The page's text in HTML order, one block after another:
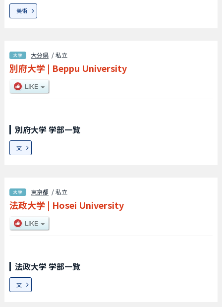
美術
大分県 / 私立
別府大学 | Beppu University
別府大学 学部一覧
文
東京都 / 私立
法政大学 | Hosei University
法政大学 学部一覧
文